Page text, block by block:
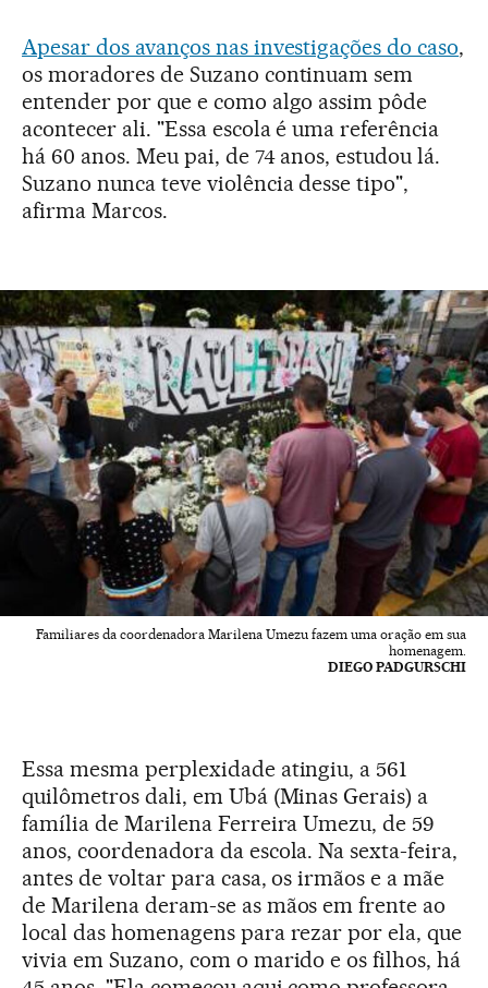
Apesar dos avanços nas investigações do caso,
os moradores de Suzano continuam sem
entender por que e como algo assim pôde
acontecer ali. "Essa escola é uma referência
há 60 anos. Meu pai, de 74 anos, estudou lá.
Suzano nunca teve violência desse tipo",
afirma Marcos.
Familiares da coordenadora Marilena Umezu fazem uma oração em sua
homenagem.
DIEGO PADGURSCHI
Essa mesma perplexidade atingiu, a 561
quilômetros dali, em Ubá (Minas Gerais) a
família de Marilena Ferreira Umezu, de 59
anos, coordenadora da escola. Na sexta-feira,
antes de voltar para casa, os irmãos e a mãe
de Marilena deram-se as mãos em frente ao
local das homenagens para rezar por ela, que
vivia em Suzano, com o marido e os filhos, há